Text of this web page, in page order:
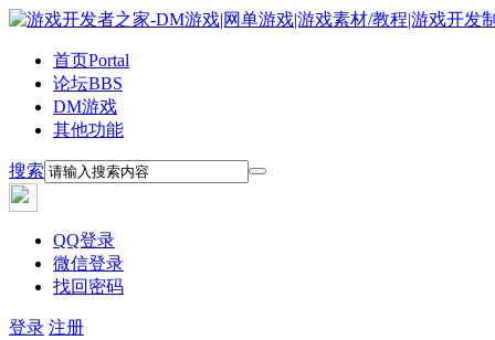
首页Portal
论坛BBS
DM游戏
其他功能
搜索
QQ登录
微信登录
找回密码
登录 注册